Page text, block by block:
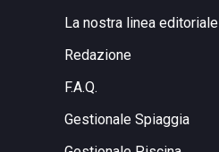
La nostra linea editoriale
Redazione
F.A.Q.
Gestionale Spiaggia